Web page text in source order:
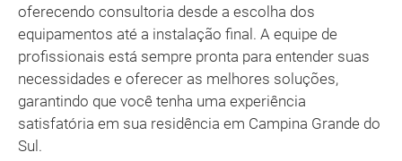
oferecendo consultoria desde a escolha dos
equipamentos até a instalação final. A equipe de
profissionais está sempre pronta para entender suas
necessidades e oferecer as melhores soluções,
garantindo que você tenha uma experiência
satisfatória em sua residência em Campina Grande do
Sul.